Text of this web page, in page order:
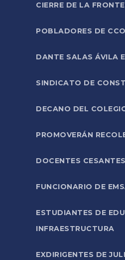
CIERRE DE LA
POBLADORES DE
DANTE SALAS ÁVILA
SINDICATO DE
DECANO DEL
PROMOVERÁN
DOCENTES
FUNCIONARIO DE
ESTUDIANTES DE
INFRAESTRUCTURA
EXDIRIGENTES DE